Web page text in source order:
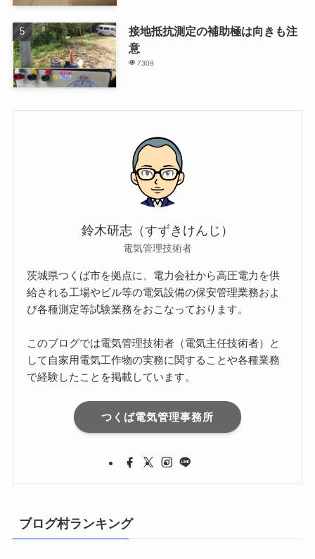
接地抵抗測定の補助極は向きも注
意
7309
鈴木研志（すずきけんじ）
電気管理技術者
茨城県つくば市を拠点に、電力会社から高圧電力を供
給される工場やビル等の電気設備の保安管理業務およ
び各種測定等試験業務をおこなっております。
このブログでは電気管理技術者（電気主任技術者）と
して自家用電気工作物の実務に関することや各種業務
で経験したことを掲載しています。
つくば電気管理事務所
ブログ村ランキング